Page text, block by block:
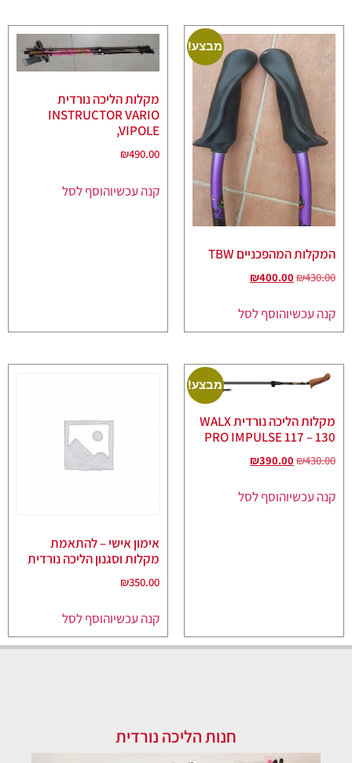
מבצע!
המקלות המהפכניים TBW
₪430.00
₪400.00
קנה עכשיוהוסף לסל
מקלות הליכה נורדית
INSTRUCTOR VARIO
,VIPOLE
₪490.00
קנה עכשיוהוסף לסל
מבצע!
מקלות הליכה נורדית WALX
PRO IMPULSE 117 – 130
₪430.00
₪390.00
קנה עכשיוהוסף לסל
אימון אישי – להתאמת
מקלות וסגנון הליכה נורדית
₪350.00
קנה עכשיוהוסף לסל
חנות הליכה נורדית